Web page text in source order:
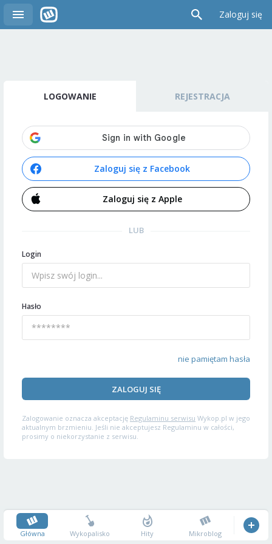
Zaloguj się
LOGOWANIE REJESTRACJA
Zaloguj się z Facebook
Zaloguj się z Apple
LUB
Login
Hasło
nie pamiętam hasła
ZALOGUJ SIĘ
Zalogowanie oznacza akceptację Regulaminu serwisu Wykop.pl w jego
aktualnym brzmieniu. Jeśli nie akceptujesz Regulaminu w całości,
prosimy o niekorzystanie z serwisu.
Główna Wykopalisko Hity Mikroblog